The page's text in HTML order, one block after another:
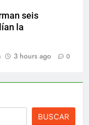
seis
la
3 hours ago 0
BUSCAR